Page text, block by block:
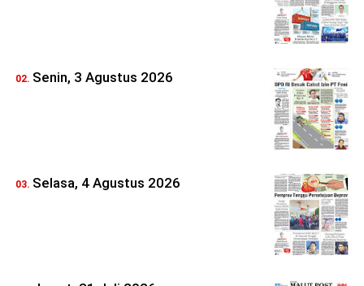
Senin, 3 Agustus 2026
Selasa, 4 Agustus 2026